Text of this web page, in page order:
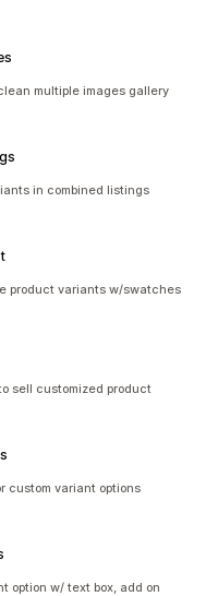
multiple images gallery
in combined listings
product variants w/swatches
sell customized product
custom variant options
option w/ text box, add on